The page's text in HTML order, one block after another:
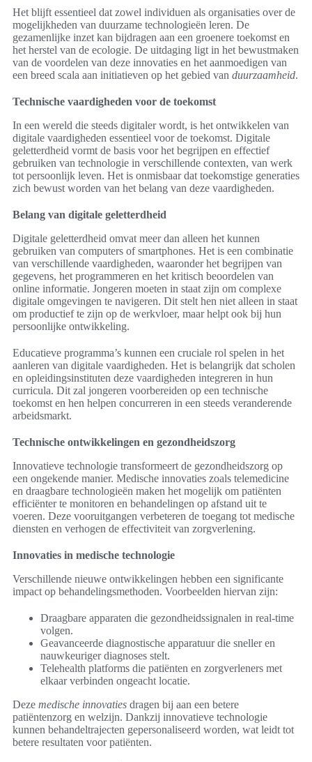
Het blijft essentieel dat zowel individuen als organisaties over de
mogelijkheden van duurzame technologieën leren. De
gezamenlijke inzet kan bijdragen aan een groenere toekomst en
het herstel van de ecologie. De uitdaging ligt in het bewustmaken
van de voordelen van deze innovaties en het aanmoedigen van
een breed scala aan initiatieven op het gebied van duurzaamheid.
Technische vaardigheden voor de toekomst
In een wereld die steeds digitaler wordt, is het ontwikkelen van
digitale vaardigheden essentieel voor de toekomst. Digitale
geletterdheid vormt de basis voor het begrijpen en effectief
gebruiken van technologie in verschillende contexten, van werk
tot persoonlijk leven. Het is onmisbaar dat toekomstige generaties
zich bewust worden van het belang van deze vaardigheden.
Belang van digitale geletterdheid
Digitale geletterdheid omvat meer dan alleen het kunnen
gebruiken van computers of smartphones. Het is een combinatie
van verschillende vaardigheden, waaronder het begrijpen van
gegevens, het programmeren en het kritisch beoordelen van
online informatie. Jongeren moeten in staat zijn om complexe
digitale omgevingen te navigeren. Dit stelt hen niet alleen in staat
om productief te zijn op de werkvloer, maar helpt ook bij hun
persoonlijke ontwikkeling.
Educatieve programma’s kunnen een cruciale rol spelen in het
aanleren van digitale vaardigheden. Het is belangrijk dat scholen
en opleidingsinstituten deze vaardigheden integreren in hun
curricula. Dit zal jongeren voorbereiden op een technische
toekomst en hen helpen concurreren in een steeds veranderende
arbeidsmarkt.
Technische ontwikkelingen en gezondheidszorg
Innovatieve technologie transformeert de gezondheidszorg op
een ongekende manier. Medische innovaties zoals telemedicine
en draagbare technologieën maken het mogelijk om patiënten
efficiënter te monitoren en behandelingen op afstand uit te
voeren. Deze vooruitgangen verbeteren de toegang tot medische
diensten en verhogen de effectiviteit van zorgverlening.
Innovaties in medische technologie
Verschillende nieuwe ontwikkelingen hebben een significante
impact op behandelingsmethoden. Voorbeelden hiervan zijn:
Draagbare apparaten die gezondheidssignalen in real-time
volgen.
Geavanceerde diagnostische apparatuur die sneller en
nauwkeuriger diagnoses stelt.
Telehealth platforms die patiënten en zorgverleners met
elkaar verbinden ongeacht locatie.
Deze medische innovaties dragen bij aan een betere
patiëntenzorg en welzijn. Dankzij innovatieve technologie
kunnen behandeltrajecten gepersonaliseerd worden, wat leidt tot
betere resultaten voor patiënten.